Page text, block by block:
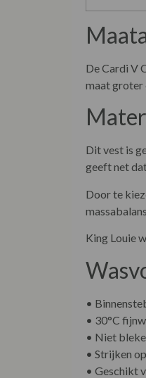
De Cardi V
maat groter
Dit vest is
geeft net
Door te
King Louie
•
• 30°C
• Niet
• Strijken
• Geschikt